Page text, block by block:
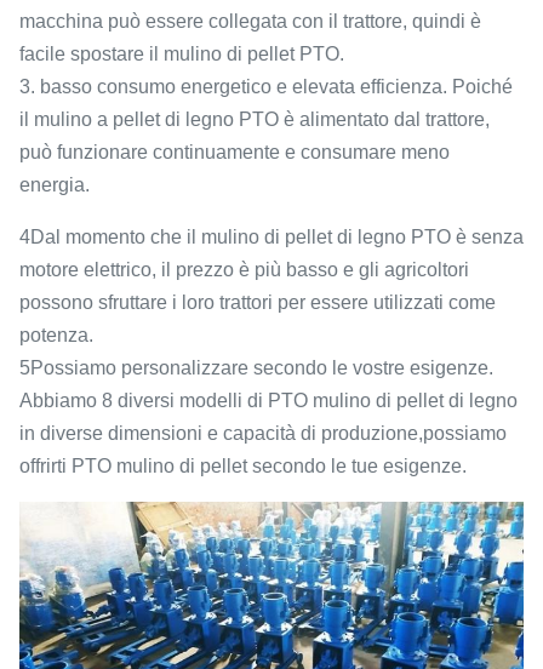
macchina può essere collegata con il trattore, quindi è
facile spostare il mulino di pellet PTO.
3. basso consumo energetico e elevata efficienza. Poiché
il mulino a pellet di legno PTO è alimentato dal trattore,
può funzionare continuamente e consumare meno
energia.
4Dal momento che il mulino di pellet di legno PTO è senza
motore elettrico, il prezzo è più basso e gli agricoltori
possono sfruttare i loro trattori per essere utilizzati come
potenza.
5Possiamo personalizzare secondo le vostre esigenze.
Abbiamo 8 diversi modelli di PTO mulino di pellet di legno
in diverse dimensioni e capacità di produzione,possiamo
offrirti PTO mulino di pellet secondo le tue esigenze.